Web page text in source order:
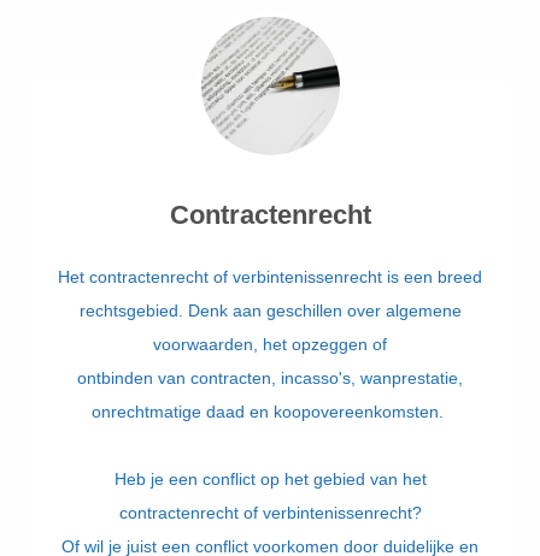
Contractenrecht
Het contractenrecht of verbintenissenrecht is een breed
rechtsgebied. Denk aan geschillen over algemene
voorwaarden, het opzeggen of
ontbinden van contracten, incasso's, wanprestatie,
onrechtmatige daad en koopovereenkomsten.
Heb je een conflict op het gebied van het
contractenrecht of verbintenissenrecht?
Of wil je juist een conflict voorkomen door duidelijke en